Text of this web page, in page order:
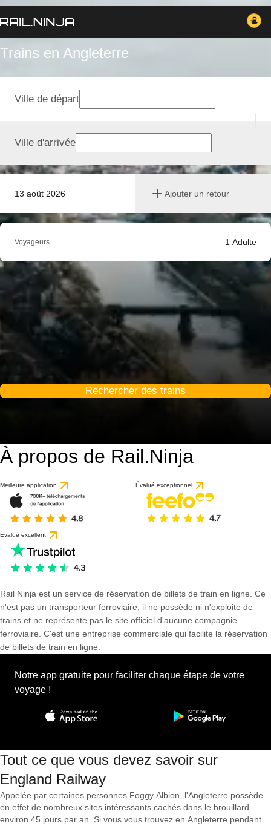
Trains en Angleterre
13 août 2026 Ajouter un retour
Ville de départ
Ville d'arrivée
Voyageurs 1 Adulte
Rechercher des trains
À propos de Rail.Ninja
Meilleure application Évalué exceptionnel
Évalué excellent
Rail Ninja est un service de réservation de billets de train en ligne. Ce
n'est pas un transporteur ferroviaire, il ne possède ni n'exploite de
trains et ne représente pas le site officiel d'aucune compagnie
ferroviaire. C'est une entreprise commerciale qui facilite la réservation
de billets de train en ligne.
Notre app gratuite pour faciliter chaque étape de votre
voyage !
Tout ce que vous devez savoir sur
England Railway
Appelée par certaines personnes Foggy Albion, l'Angleterre possède
en effet de nombreux sites intéressants cachés dans le brouillard
environ 45 jours par an. Si vous vous trouvez en Angleterre pendant